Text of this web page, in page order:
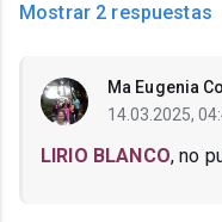
Mostrar 2 respuestas
Ma Eugenia
14.03.2025,
LIRIO BLANCO, no